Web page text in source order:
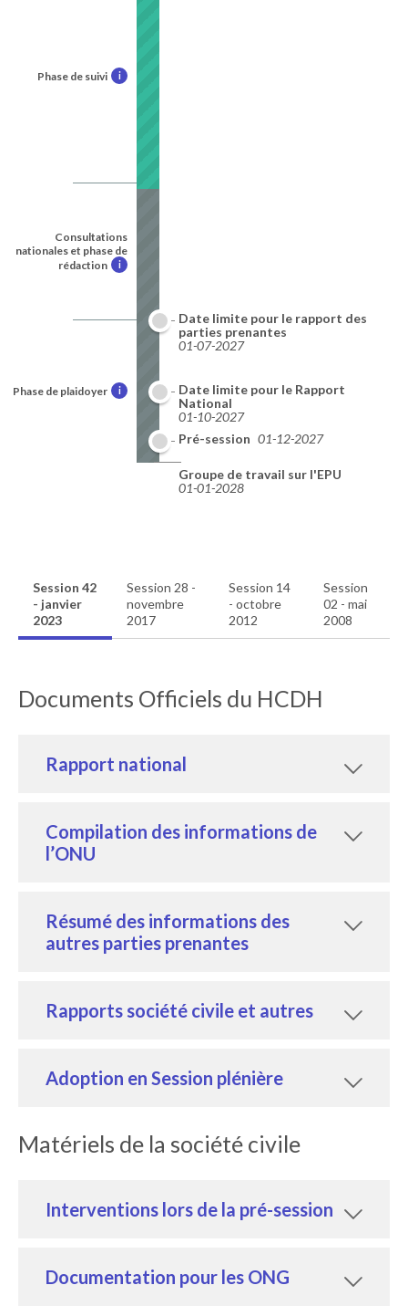
Phase de suivi i
Consultations
nationales et phase de
rédaction
i
Phase de plaidoyer i
Date limite pour le rapport des
parties prenantes
01-07-2027
Date limite pour le Rapport
National
01-10-2027
Pré-session 01-12-2027
Groupe de travail sur l'EPU
01-01-2028
Session 42
- janvier
2023
Session 28 -
novembre
2017
Session 14
- octobre
2012
Session
02 - mai
2008
Documents Officiels du HCDH
Rapport national
Compilation des informations de
l’ONU
Résumé des informations des
autres parties prenantes
Rapports société civile et autres
Adoption en Session plénière
Matériels de la société civile
Interventions lors de la pré-session
Documentation pour les ONG